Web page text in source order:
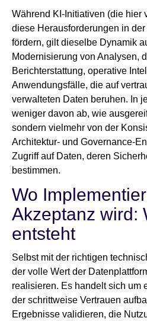
Während KI-Initiativen (die hier
diese Herausforderungen in
fördern, gilt dieselbe Dynamik
Modernisierung von Analysen,
Berichterstattung, operative
Anwendungsfälle, die auf
verwalteten Daten beruhen. In
weniger davon ab, wie
sondern vielmehr von der
Architektur- und Governance-
Zugriff auf Daten, deren
bestimmen.
Wo
Akzeptanz wird:
entsteht
Selbst mit der richtigen
der volle Wert der
realisieren. Es handelt sich um
der schrittweise Vertrauen
Ergebnisse validieren, die